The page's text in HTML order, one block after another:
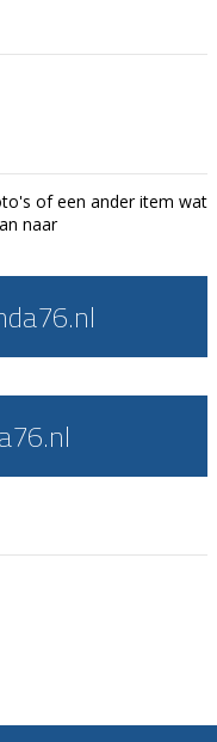
of een ander item wat
naar